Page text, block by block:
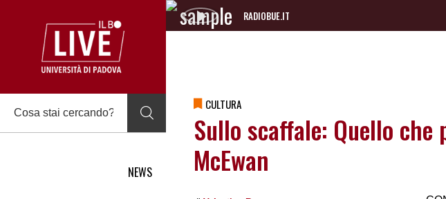
NEWS
RADIOBUE.IT
Audio
CULTURA
Sullo scaffale: Quello che
McEwan